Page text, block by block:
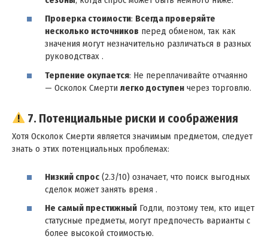
Проверка стоимости: Всегда проверяйте
несколько источников перед обменом, так как
значения могут незначительно различаться в разных
руководствах .
Терпение окупается: Не переплачивайте отчаянно
— Осколок Смерти легко доступен через торговлю.
7. Потенциальные риски и соображения
Хотя Осколок Смерти является значимым предметом, следует
знать о этих потенциальных проблемах:
Низкий спрос (2.3/10) означает, что поиск выгодных
сделок может занять время .
Не самый престижный Годли, поэтому тем, кто ищет
статусные предметы, могут предпочесть варианты с
более высокой стоимостью.